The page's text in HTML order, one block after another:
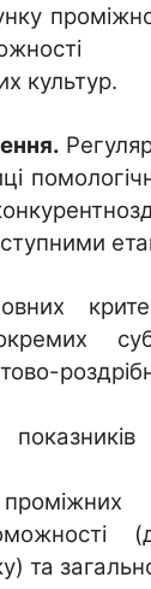
культур.
показників
та